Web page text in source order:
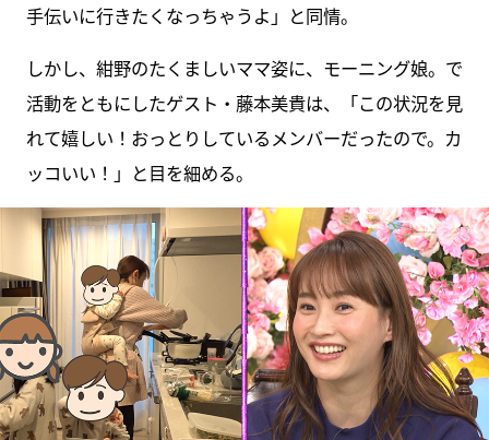
手伝いに行きたくなっちゃうよ」と同情。
しかし、紺野のたくましいママ姿に、モーニング娘。で
活動をともにしたゲスト・藤本美貴は、「この状況を見
れて嬉しい！おっとりしているメンバーだったので。カ
ッコいい！」と目を細める。